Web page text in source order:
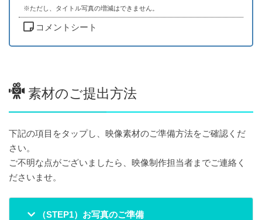
※ただし、タイトル写真の増減はできません。
コメントシート
素材のご提出方法
下記の項目をタップし、映像素材のご準備方法をご確認くだ
さい。
ご不明な点がございましたら、映像制作担当者までご連絡く
ださいませ。
（STEP1）お写真のご準備